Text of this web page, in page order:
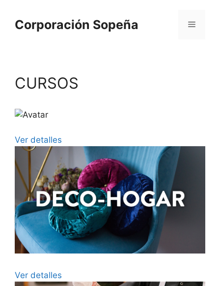
Corporación Sopeña
CURSOS
Ver detalles
Ver detalles